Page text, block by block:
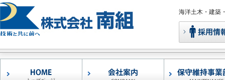
海洋土木・建築